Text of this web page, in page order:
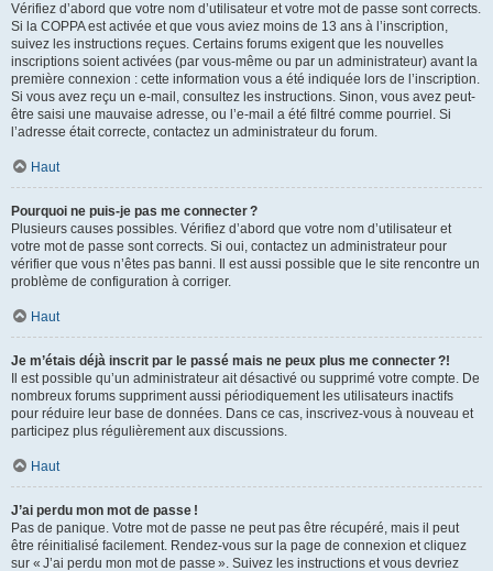
Vérifiez d’abord que votre nom d’utilisateur et votre mot de passe sont corrects.
Si la COPPA est activée et que vous aviez moins de 13 ans à l’inscription,
suivez les instructions reçues. Certains forums exigent que les nouvelles
inscriptions soient activées (par vous-même ou par un administrateur) avant la
première connexion : cette information vous a été indiquée lors de l’inscription.
Si vous avez reçu un e-mail, consultez les instructions. Sinon, vous avez peut-
être saisi une mauvaise adresse, ou l’e-mail a été filtré comme pourriel. Si
l’adresse était correcte, contactez un administrateur du forum.
Haut
Pourquoi ne puis-je pas me connecter ?
Plusieurs causes possibles. Vérifiez d’abord que votre nom d’utilisateur et
votre mot de passe sont corrects. Si oui, contactez un administrateur pour
vérifier que vous n’êtes pas banni. Il est aussi possible que le site rencontre un
problème de configuration à corriger.
Haut
Je m’étais déjà inscrit par le passé mais ne peux plus me connecter ?!
Il est possible qu’un administrateur ait désactivé ou supprimé votre compte. De
nombreux forums suppriment aussi périodiquement les utilisateurs inactifs
pour réduire leur base de données. Dans ce cas, inscrivez-vous à nouveau et
participez plus régulièrement aux discussions.
Haut
J’ai perdu mon mot de passe !
Pas de panique. Votre mot de passe ne peut pas être récupéré, mais il peut
être réinitialisé facilement. Rendez-vous sur la page de connexion et cliquez
sur « J’ai perdu mon mot de passe ». Suivez les instructions et vous devriez